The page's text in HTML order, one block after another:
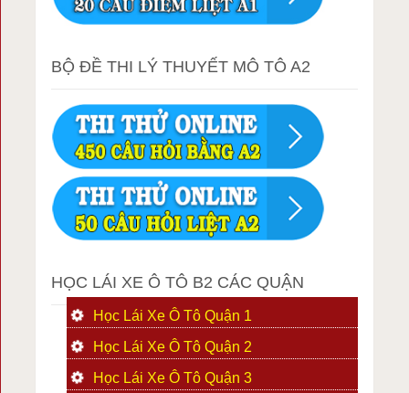
BỘ ĐỀ THI LÝ THUYẾT MÔ TÔ A2
HỌC LÁI XE Ô TÔ B2 CÁC QUẬN
Học Lái Xe Ô Tô Quận 1
Học Lái Xe Ô Tô Quận 2
Học Lái Xe Ô Tô Quận 3